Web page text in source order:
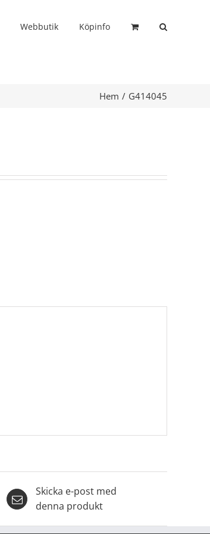
Webbutik Köpinfo
Hem G414045
Skicka e-post med
denna produkt